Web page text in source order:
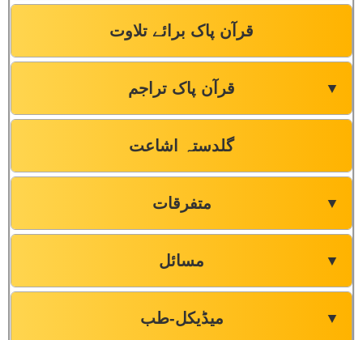
قرآن پاک برائے تلاوت
قرآن پاک تراجم ▼
گلدستہ اشاعت
متفرقات ▼
مسائل ▼
میڈیکل-طب ▼